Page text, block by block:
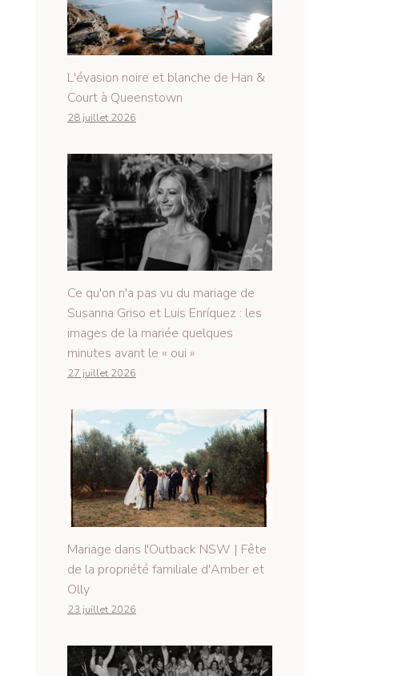
L'évasion noire et blanche de Han &
Court à Queenstown
28 juillet 2026
Ce qu'on n'a pas vu du mariage de
Susanna Griso et Luis Enríquez : les
images de la mariée quelques
minutes avant le « oui »
27 juillet 2026
Mariage dans l'Outback NSW | Fête
de la propriété familiale d'Amber et
Olly
23 juillet 2026